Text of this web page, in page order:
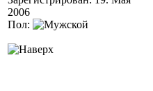
2006
Пол: